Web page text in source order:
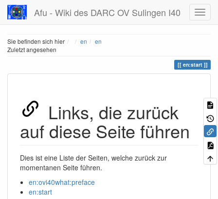
Afu - Wiki des DARC OV Sulingen I40
Sie befinden sich hier Home
en
en
Zuletzt angesehen
en:start
Links, die zurück
auf diese Seite führen
Dies ist eine Liste der Seiten, welche zurück zur
momentanen Seite führen.
en:ovi40what:preface
en:start